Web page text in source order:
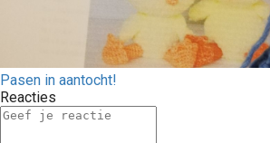
Pasen in aantocht!
Reacties